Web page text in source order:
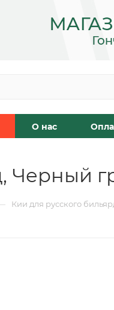
О нас
Черный
Кии для русского